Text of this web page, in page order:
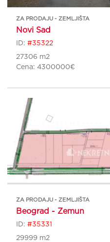
ZA PRODAJU - ZEMLJIŠTA
Novi Sad
ID: #35322
27306 m2
Cena: 4300000€
ZA PRODAJU - ZEMLJIŠTA
Beograd - Zemun
ID: #35331
29999 m2